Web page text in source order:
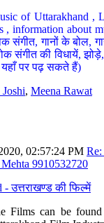
of Uttarakhand ,
, information about
संगीत, गानों के बोल,
संगीत की विधायें,
पर पढ़ सकते हैं)
, Meena Rawat
02:57:24 PM
9910532720
उत्तराखण्ड की फिल्में
Films can be